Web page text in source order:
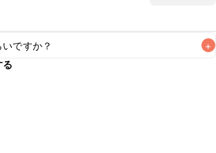
ですか？ +
日中が目安です。なるべくお早めにお召
る